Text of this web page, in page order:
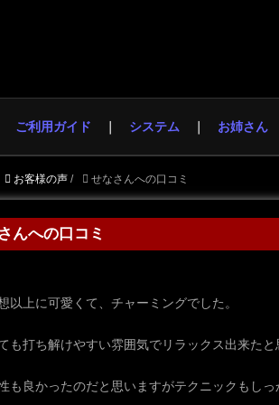
ご利用ガイド システム お姉さん
お客様の声 / せなさんへの口コミ
んへの口コミ
以上に可愛くて、チャーミングでした。
も打ち解けやすい雰囲気でリラックス出来たと
も良かったのだと思いますがテクニックもし